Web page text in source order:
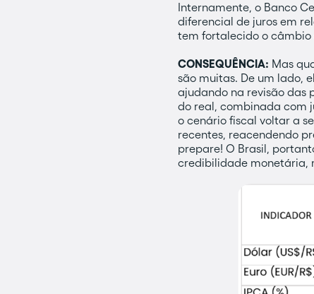
Internamente, o Banco
diferencial de juros em
tem fortalecido o câmbio
CONSEQUÊNCIA: Mas
são muitas. De um lado,
ajudando na revisão das
do real, combinada com
o cenário fiscal voltar a
recentes, reacendendo
prepare! O Brasil,
credibilidade monetária,